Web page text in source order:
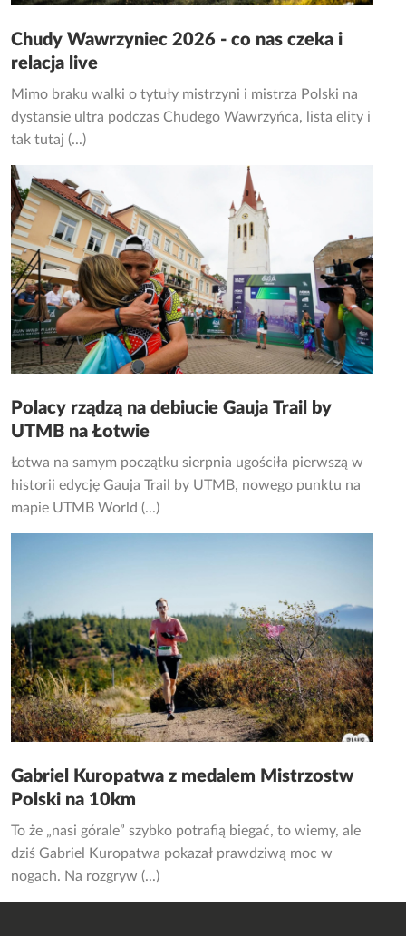
Chudy Wawrzyniec 2026 - co nas czeka i
relacja live
Mimo braku walki o tytuły mistrzyni i mistrza Polski na
dystansie ultra podczas Chudego Wawrzyńca, lista elity i
tak tutaj (...)
Polacy rządzą na debiucie Gauja Trail by
UTMB na Łotwie
Łotwa na samym początku sierpnia ugościła pierwszą w
historii edycję Gauja Trail by UTMB, nowego punktu na
mapie UTMB World (...)
Gabriel Kuropatwa z medalem Mistrzostw
Polski na 10km
To że „nasi górale” szybko potrafią biegać, to wiemy, ale
dziś Gabriel Kuropatwa pokazał prawdziwą moc w
nogach. Na rozgryw (...)